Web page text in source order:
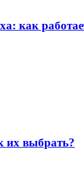
как
их выбрать?